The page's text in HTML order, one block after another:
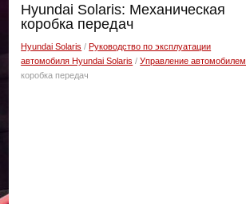
Hyundai Solaris: Механическая
коробка передач
Hyundai Solaris /Руководство по эксплуатации
автомобиля Hyundai Solaris /Управление автомобилем
коробка передач